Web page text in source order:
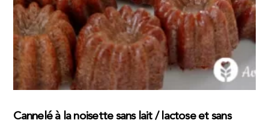
Cannelé à la noisette sans lait / lactose et sans